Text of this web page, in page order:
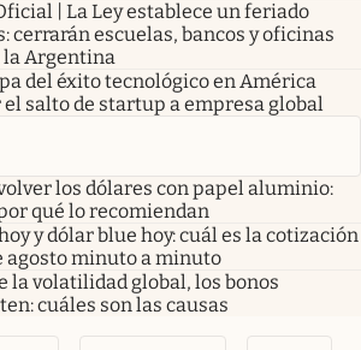
| La Ley establece un feriado
cerrarán escuelas, bancos y oficinas
la Argentina
del éxito tecnológico en América
el salto de startup a empresa global
los dólares con papel aluminio:
qué lo recomiendan
y dólar blue hoy: cuál es la cotización
agosto minuto a minuto
la volatilidad global, los bonos
cuáles son las causas